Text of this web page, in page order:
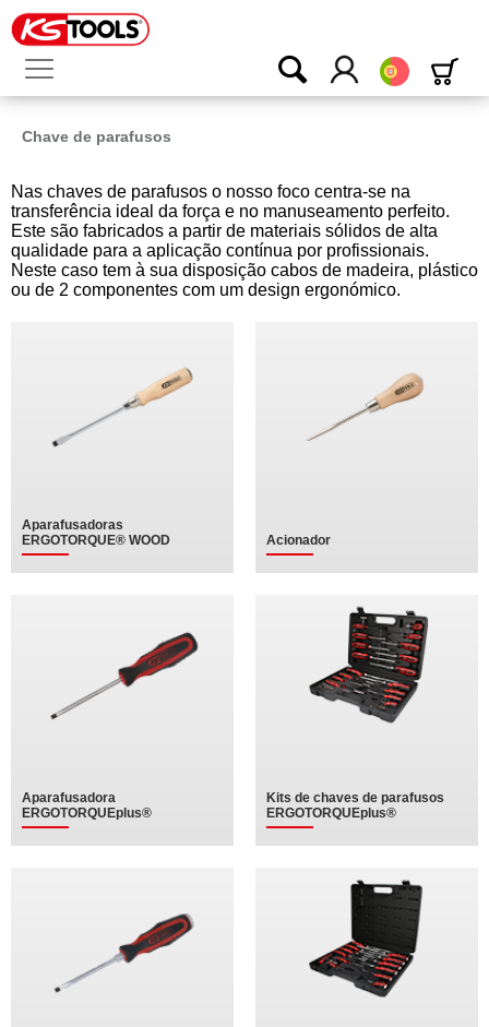
Português
Chave de parafusos
Nas chaves de parafusos o nosso foco centra-se na
transferência ideal da força e no manuseamento perfeito.
Este são fabricados a partir de materiais sólidos de alta
qualidade para a aplicação contínua por profissionais.
Neste caso tem à sua disposição cabos de madeira, plástico
ou de 2 componentes com um design ergonómico.
Aparafusadoras
ERGOTORQUE® WOOD
Acionador
Aparafusadora
ERGOTORQUEplus®
Kits de chaves de parafusos
ERGOTORQUEplus®